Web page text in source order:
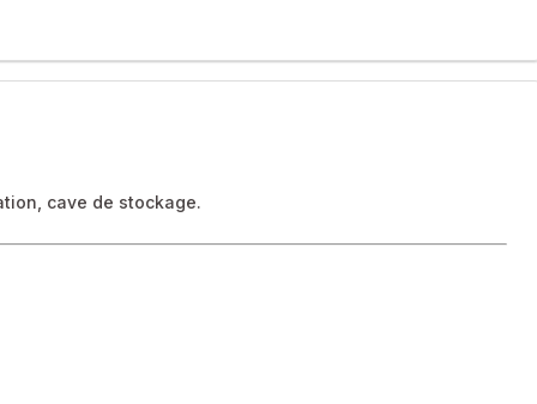
cave de stockage.